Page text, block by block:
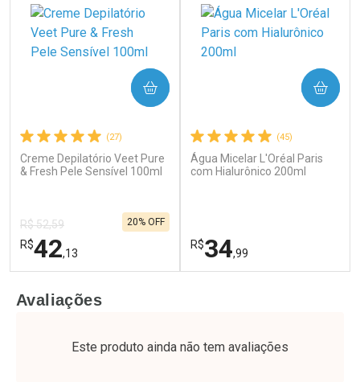
Ativar Desconto
Por R$ 52,64/cada
Ativar Desconto
(27)
Creme Depilatório Veet Pure
& Fresh Pele Sensível 100ml
R$ 52,59
R$42,13
20% OFF
COMPRAR
Laboratório
Por Menos
(45)
Água Micelar L'Oréal Paris
com Hialurônico 200ml
R$34,99
COMPRAR
Laboratório
Por Menos
Avaliações
Este produto ainda não tem avaliações